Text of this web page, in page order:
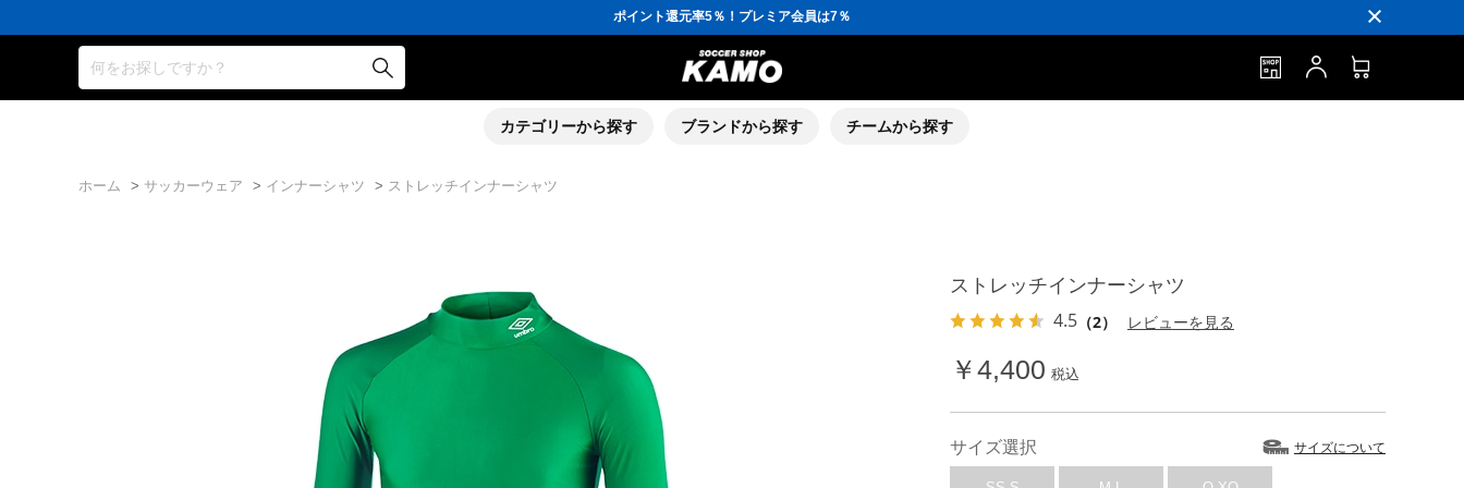
ポイント還元率5％！プレミア会員は7％
会員の方にはお誕生月に「10％OFFクーポン」プレゼント！
16,000円(税込)以上でシューズケースプレゼント！
3,300円(税込)以上で送料無料！
ポイント還元率5％！プレミア会員は7％
会員の方にはお誕生月に「10％OFFクーポン」プレゼント！
何をお探しですか？
カテゴリーから探す ブランドから探す チームから探す
ホーム > サッカーウェア > インナーシャツ > ストレッチインナーシャツ
ストレッチインナーシャツ
4.5 （2） レビューを見る
￥4,400 税込
サイズ選択 サイズについて